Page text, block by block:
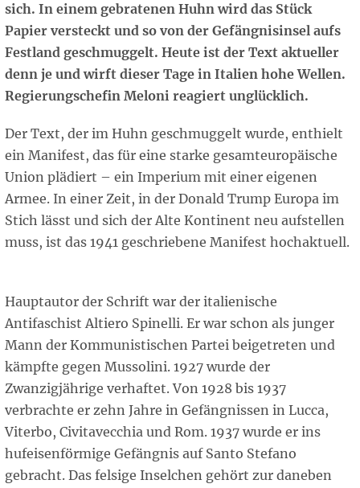
sich. In einem gebratenen Huhn wird das Stück
Papier versteckt und so von der Gefängnisinsel aufs
Festland geschmuggelt. Heute ist der Text aktueller
denn je und wirft dieser Tage in Italien hohe Wellen.
Regierungschefin Meloni reagiert unglücklich.
Der Text, der im Huhn geschmuggelt wurde, enthielt
ein Manifest, das für eine starke gesamteuropäische
Union plädiert – ein Imperium mit einer eigenen
Armee. In einer Zeit, in der Donald Trump Europa im
Stich lässt und sich der Alte Kontinent neu aufstellen
muss, ist das 1941 geschriebene Manifest hochaktuell.
Hauptautor der Schrift war der italienische
Antifaschist Altiero Spinelli. Er war schon als junger
Mann der Kommunistischen Partei beigetreten und
kämpfte gegen Mussolini. 1927 wurde der
Zwanzigjährige verhaftet. Von 1928 bis 1937
verbrachte er zehn Jahre in Gefängnissen in Lucca,
Viterbo, Civitavecchia und Rom. 1937 wurde er ins
hufeisenförmige Gefängnis auf Santo Stefano
gebracht. Das felsige Inselchen gehört zur daneben